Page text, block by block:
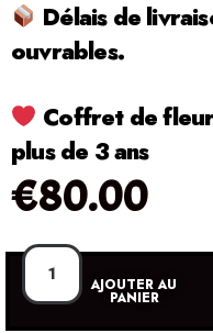
Délais de
ouvrables.
Coffret de
plus de 3 ans
€80.00
AJOUTER AU
PANIER